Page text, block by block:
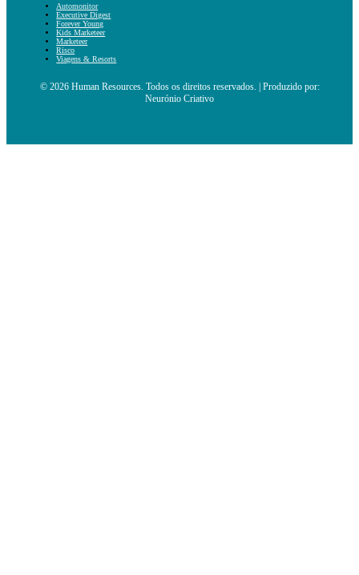
Automonitor
Executive Digest
Forever Young
Kids Marketeer
Marketeer
Risco
Viagens & Resorts
© 2026 Human Resources. Todos os direitos reservados. | Produzido por:
Neurónio Criativo